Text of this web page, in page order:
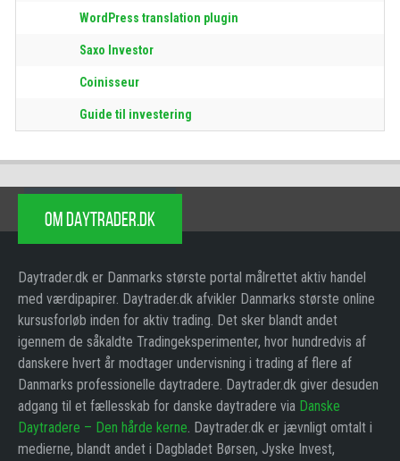
WordPress translation plugin
Saxo Investor
Coinisseur
Guide til investering
OM DAYTRADER.DK
Daytrader.dk er Danmarks største portal målrettet aktiv handel
med værdipapirer. Daytrader.dk afvikler Danmarks største online
kursusforløb inden for aktiv trading. Det sker blandt andet
igennem de såkaldte Tradingeksperimenter, hvor hundredvis af
danskere hvert år modtager undervisning i trading af flere af
Danmarks professionelle daytradere. Daytrader.dk giver desuden
adgang til et fællesskab for danske daytradere via Danske
Daytradere – Den hårde kerne. Daytrader.dk er jævnligt omtalt i
medierne, blandt andet i Dagbladet Børsen, Jyske Invest,